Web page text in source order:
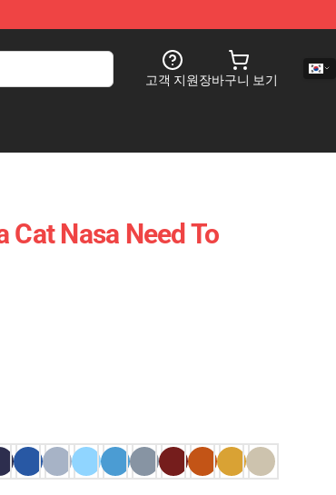
고객 지원장바구니 보기
Cat Nasa Need To